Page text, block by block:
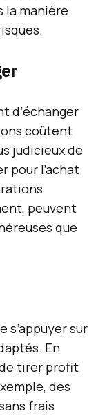
la manière
d’échanger
coûtent
judicieux de
pour l’achat
peuvent
que
s’appuyer sur
En
tirer profit
des
frais